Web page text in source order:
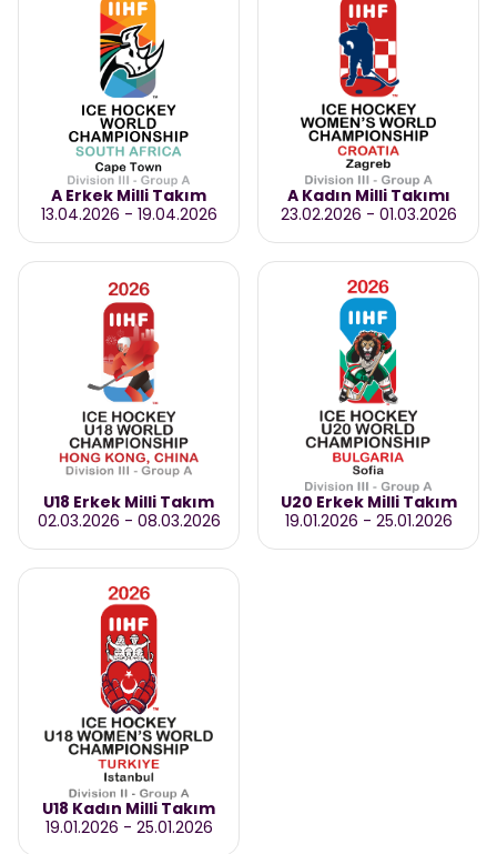
A Erkek Milli Takım
13.04.2026 - 19.04.2026
A Kadın Milli Takımı
23.02.2026 - 01.03.2026
U18 Erkek Milli Takım
02.03.2026 - 08.03.2026
U20 Erkek Milli Takım
19.01.2026 - 25.01.2026
U18 Kadın Milli Takım
19.01.2026 - 25.01.2026